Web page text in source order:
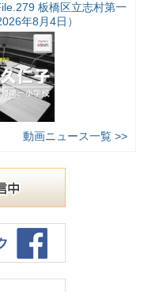
板橋区立志村第一
年8月4日）
動画ニュース一覧 >>